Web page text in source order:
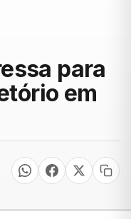
para
em